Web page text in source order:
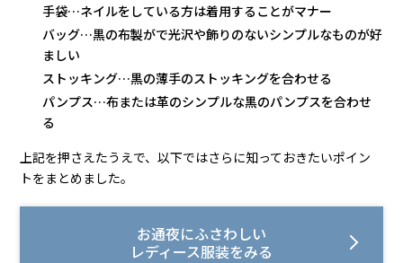
手袋…ネイルをしている方は着用することがマナー
バッグ…黒の布製がで光沢や飾りのないシンプルなものが好
ましい
ストッキング…黒の薄手のストッキングを合わせる
パンプス…布または革のシンプルな黒のパンプスを合わせ
る
上記を押さえたうえで、以下ではさらに知っておきたいポイン
トをまとめました。
お通夜にふさわしい
レディース服装をみる